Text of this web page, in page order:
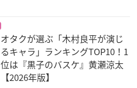
オタクが選ぶ「木村良平が演じ
るキャラ」ランキングTOP10！1
位は『黒子のバスケ』黄瀬涼太
【2026年版】